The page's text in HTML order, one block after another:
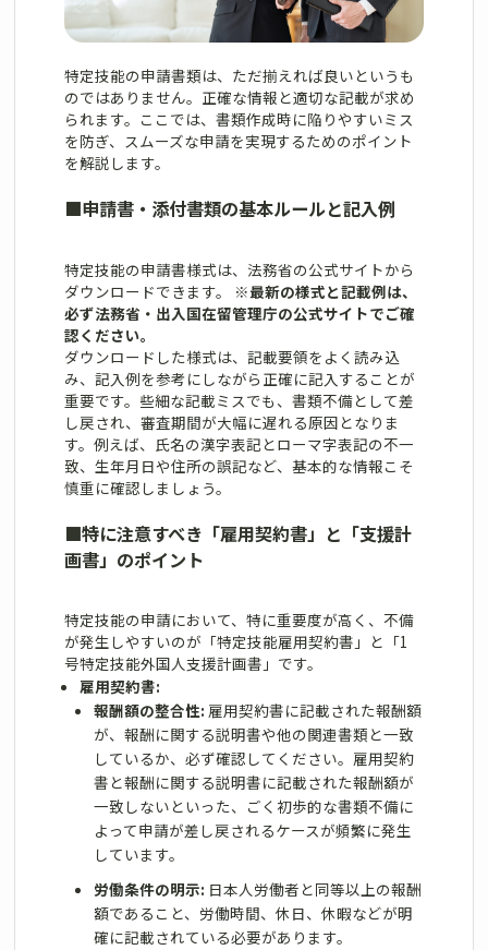
特定技能の申請書類は、ただ揃えれば良いというも
のではありません。正確な情報と適切な記載が求め
られます。ここでは、書類作成時に陥りやすいミス
を防ぎ、スムーズな申請を実現するためのポイント
を解説します。
■申請書・添付書類の基本ルールと記入例
特定技能の申請書様式は、法務省の公式サイトから
ダウンロードできます。 ※最新の様式と記載例は、
必ず法務省・出入国在留管理庁の公式サイトでご確
認ください。
ダウンロードした様式は、記載要領をよく読み込
み、記入例を参考にしながら正確に記入することが
重要です。些細な記載ミスでも、書類不備として差
し戻され、審査期間が大幅に遅れる原因となりま
す。例えば、氏名の漢字表記とローマ字表記の不一
致、生年月日や住所の誤記など、基本的な情報こそ
慎重に確認しましょう。
■特に注意すべき「雇用契約書」と「支援計
画書」のポイント
特定技能の申請において、特に重要度が高く、不備
が発生しやすいのが「特定技能雇用契約書」と「1
号特定技能外国人支援計画書」です。
雇用契約書:
報酬額の整合性: 雇用契約書に記載された報酬額
が、報酬に関する説明書や他の関連書類と一致
しているか、必ず確認してください。雇用契約
書と報酬に関する説明書に記載された報酬額が
一致しないといった、ごく初歩的な書類不備に
よって申請が差し戻されるケースが頻繁に発生
しています。
労働条件の明示: 日本人労働者と同等以上の報酬
額であること、労働時間、休日、休暇などが明
確に記載されている必要があります。